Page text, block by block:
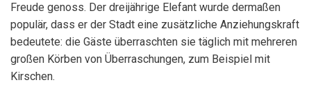
Freude genoss. Der dreijährige Elefant wurde dermaßen
populär, dass er der Stadt eine zusätzliche Anziehungskraft
bedeutete: die Gäste überraschten sie täglich mit mehreren
großen Körben von Überraschungen, zum Beispiel mit
Kirschen.